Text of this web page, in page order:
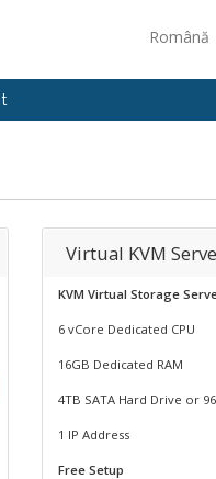
Română
Virtual KVM
KVM Virtual Storage
6 vCore Dedicated CPU
16GB Dedicated RAM
4TB SATA Hard Drive or
1 IP Address
Free Setup